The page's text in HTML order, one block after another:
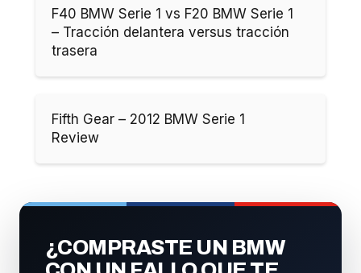
F40 BMW Serie 1 vs F20 BMW Serie 1
– Tracción delantera versus tracción
trasera
Fifth Gear – 2012 BMW Serie 1
Review
¿COMPRASTE UN BMW